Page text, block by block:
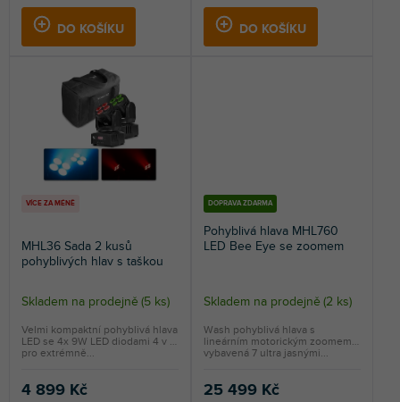
hvězdiček.
DO KOŠÍKU DO KOŠÍKU
VÍCE ZA MÉNĚ
MHL36 Sada 2 kusů
pohyblivých hlav s taškou
Průměrné
hodnocení
produktu
je
5,0
Skladem na prodejně (5 ks)
4 899 Kč
Velmi kompaktní pohyblivá hlava
LED se 4x 9W LED diodami 4 v 1
pro extrémně...
DOPRAVA ZDARMA
Pohyblivá hlava MHL760
LED Bee Eye se zoomem
Skladem na prodejně (2 ks)
25 499 Kč
Wash pohyblivá hlava s
lineárním motorickým zoomem
vybavená 7 ultra jasnými...